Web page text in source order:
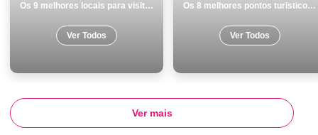
Os 9 melhores locais para visitar em Lisboa
Ver Todos
Os 8 melhores pontos turisticos e passeios em Monumentos Viseu
Ver Todos
Ver mais